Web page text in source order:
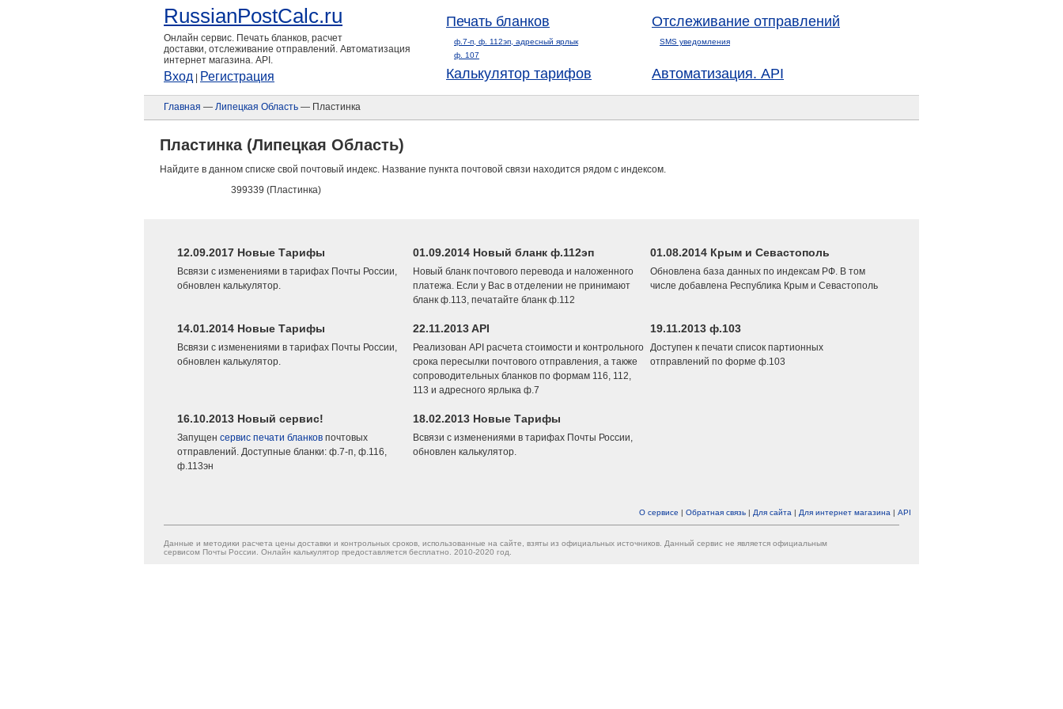
RussianPostCalc.ru
Онлайн сервис. Печать бланков, расчет
доставки, отслеживание отправлений. Автоматизация
интернет магазина. API.
Вход Регистрация
Печать бланков
ф.7-п, ф. 112эп, адресный ярлык
ф. 107
Отслеживание отправлений
SMS уведомления
Калькулятор тарифов Автоматизация. API
Главная — Липецкая Область — Пластинка
Пластинка (Липецкая Область)
Найдите в данном списке свой почтовый индекс. Название пункта почтовой связи находится рядом с индексом.
399339 (Пластинка)
12.09.2017 Новые Тарифы
Всвязи с изменениями в тарифах Почты России,
обновлен калькулятор.
01.09.2014 Новый бланк ф.112эп
Новый бланк почтового перевода и наложенного
платежа. Если у Вас в отделении не принимают
бланк ф.113, печатайте бланк ф.112
01.08.2014 Крым и Севастополь
Обновлена база данных по индексам РФ. В том
числе добавлена Республика Крым и Севастополь
14.01.2014 Новые Тарифы
Всвязи с изменениями в тарифах Почты России,
обновлен калькулятор.
22.11.2013 API
Реализован API расчета стоимости и контрольного
срока пересылки почтового отправления, а также
сопроводительных бланков по формам 116, 112,
113 и адресного ярлыка ф.7
19.11.2013 ф.103
Доступен к печати список партионных
отправлений по форме ф.103
16.10.2013 Новый сервис!
Запущен сервис печати бланков почтовых
отправлений. Доступные бланки: ф.7-п, ф.116,
ф.113эн
18.02.2013 Новые Тарифы
Всвязи с изменениями в тарифах Почты России,
обновлен калькулятор.
О сервисе | Обратная связь | Для сайта | Для интернет магазина | API
Данные и методики расчета цены доставки и контрольных сроков, использованные на сайте, взяты из официальных источников. Данный сервис не является официальным
сервисом Почты России. Онлайн калькулятор предоставляется бесплатно. 2010-2020 год.